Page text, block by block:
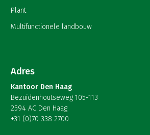
Plant
Multifunctionele landbouw
Adres
Kantoor Den Haag
Bezuidenhoutseweg 105-113
2594 AC Den Haag
+31 (0)70 338 2700